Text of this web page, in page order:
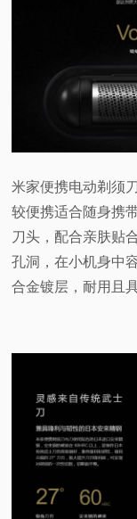
米家便携电动剃须
较便携适合随身携
刀头，配合亲肤贴
孔洞，在小机身中
合金镀层，耐用且